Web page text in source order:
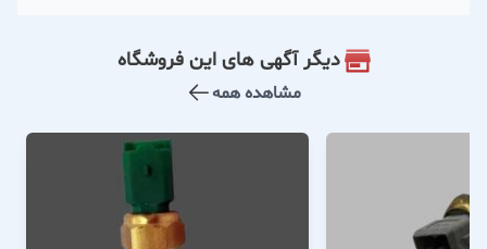
دیگر آگهی های این فروشگاه
مشاهده همه